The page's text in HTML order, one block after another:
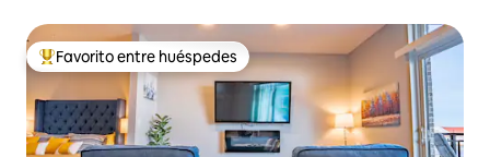
Favorito entre huéspedes preferido
Favorito entre huéspedes